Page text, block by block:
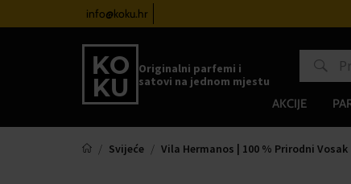
info@koku.hr
Originalni parfemi i
satovi na jednom mjestu
AKCIJE
Svijeće Vila Hermanos | 100 % Prirodni Vosak